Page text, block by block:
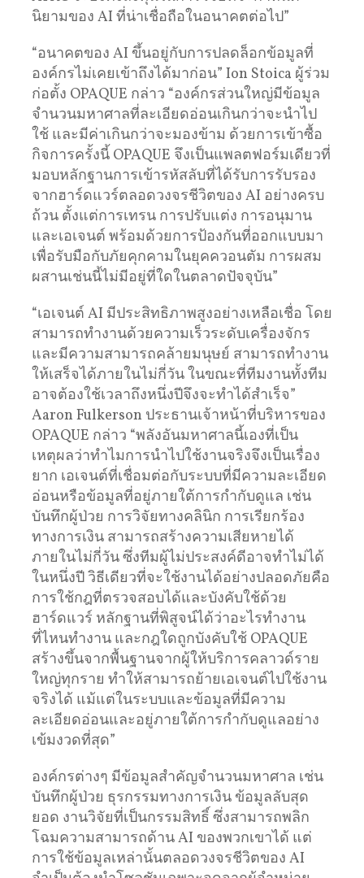
นิยามของ AI ที่น่าเชื่อถือในอนาคตต่อไป”
“อนาคตของ AI ขึ้นอยู่กับการปลดล็อกข้อมูลที่
องค์กรไม่เคยเข้าถึงได้มาก่อน” Ion Stoica ผู้ร่วม
ก่อตั้ง OPAQUE กล่าว “องค์กรส่วนใหญ่มีข้อมูล
จำนวนมหาศาลที่ละเอียดอ่อนเกินกว่าจะนำไป
ใช้ และมีค่าเกินกว่าจะมองข้าม ด้วยการเข้าซื้อ
กิจการครั้งนี้ OPAQUE จึงเป็นแพลตฟอร์มเดียวที่
มอบหลักฐานการเข้ารหัสลับที่ได้รับการรับรอง
จากฮาร์ดแวร์ตลอดวงจรชีวิตของ AI อย่างครบ
ถ้วน ตั้งแต่การเทรน การปรับแต่ง การอนุมาน
และเอเจนต์ พร้อมด้วยการป้องกันที่ออกแบบมา
เพื่อรับมือกับภัยคุกคามในยุคควอนตัม การผสม
ผสานเช่นนี้ไม่มีอยู่ที่ใดในตลาดปัจจุบัน”
“เอเจนต์ AI มีประสิทธิภาพสูงอย่างเหลือเชื่อ โดย
สามารถทำงานด้วยความเร็วระดับเครื่องจักร
และมีความสามารถคล้ายมนุษย์ สามารถทำงาน
ให้เสร็จได้ภายในไม่กี่วัน ในขณะที่ทีมงานทั้งทีม
อาจต้องใช้เวลาถึงหนึ่งปีจึงจะทำได้สำเร็จ”
Aaron Fulkerson ประธานเจ้าหน้าที่บริหารของ
OPAQUE กล่าว “พลังอันมหาศาลนี้เองที่เป็น
เหตุผลว่าทำไมการนำไปใช้งานจริงจึงเป็นเรื่อง
ยาก เอเจนต์ที่เชื่อมต่อกับระบบที่มีความละเอียด
อ่อนหรือข้อมูลที่อยู่ภายใต้การกำกับดูแล เช่น
บันทึกผู้ป่วย การวิจัยทางคลินิก การเรียกร้อง
ทางการเงิน สามารถสร้างความเสียหายได้
ภายในไม่กี่วัน ซึ่งทีมผู้ไม่ประสงค์ดีอาจทำไม่ได้
ในหนึ่งปี วิธีเดียวที่จะใช้งานได้อย่างปลอดภัยคือ
การใช้กฎที่ตรวจสอบได้และบังคับใช้ด้วย
ฮาร์ดแวร์ หลักฐานที่พิสูจน์ได้ว่าอะไรทำงาน
ที่ไหนทำงาน และกฎใดถูกบังคับใช้ OPAQUE
สร้างขึ้นจากพื้นฐานจากผู้ให้บริการคลาวด์ราย
ใหญ่ทุกราย ทำให้สามารถย้ายเอเจนต์ไปใช้งาน
จริงได้ แม้แต่ในระบบและข้อมูลที่มีความ
ละเอียดอ่อนและอยู่ภายใต้การกำกับดูแลอย่าง
เข้มงวดที่สุด”
องค์กรต่างๆ มีข้อมูลสำคัญจำนวนมหาศาล เช่น
บันทึกผู้ป่วย ธุรกรรมทางการเงิน ข้อมูลลับสุด
ยอด งานวิจัยที่เป็นกรรมสิทธิ์ ซึ่งสามารถพลิก
โฉมความสามารถด้าน AI ของพวกเขาได้ แต่
การใช้ข้อมูลเหล่านั้นตลอดวงจรชีวิตของ AI